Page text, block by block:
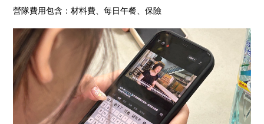
營隊費用包含：材料費、每日午餐、保險